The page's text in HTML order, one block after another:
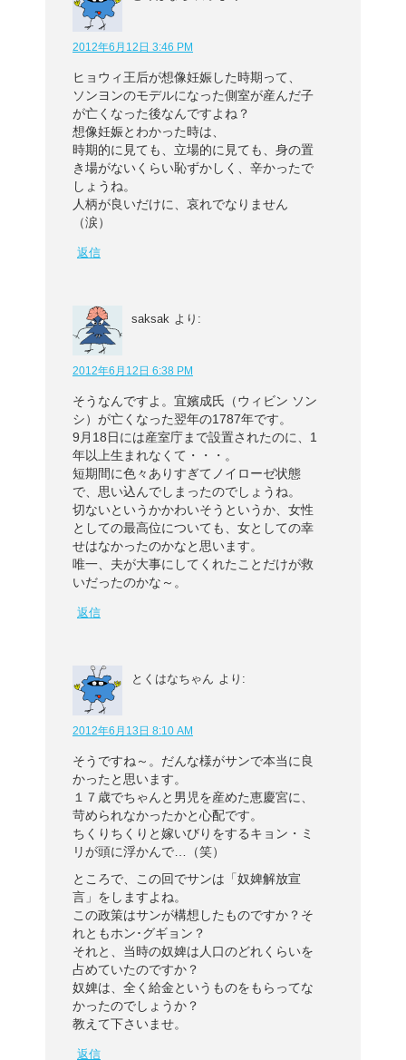
2012年6月12日 3:46 PM
ヒョウィ王后が想像妊娠した時期って、
ソンヨンのモデルになった側室が産んだ子
が亡くなった後なんですよね？
想像妊娠とわかった時は、
時期的に見ても、立場的に見ても、身の置
き場がないくらい恥ずかしく、辛かったで
しょうね。
人柄が良いだけに、哀れでなりません
（涙）
返信
saksak より:
2012年6月12日 6:38 PM
そうなんですよ。宜嬪成氏（ウィビン ソン
シ）が亡くなった翌年の1787年です。
9月18日には産室庁まで設置されたのに、1
年以上生まれなくて・・・。
短期間に色々ありすぎてノイローゼ状態
で、思い込んでしまったのでしょうね。
切ないというかかわいそうというか、女性
としての最高位についても、女としての幸
せはなかったのかなと思います。
唯一、夫が大事にしてくれたことだけが救
いだったのかな～。
返信
とくはなちゃん より:
2012年6月13日 8:10 AM
そうですね～。だんな様がサンで本当に良
かったと思います。
１７歳でちゃんと男児を産めた恵慶宮に、
苛められなかったかと心配です。
ちくりちくりと嫁いびりをするキョン・ミ
リが頭に浮かんで…（笑）
ところで、この回でサンは「奴婢解放宣
言」をしますよね。
この政策はサンが構想したものですか？そ
れともホン･グギョン？
それと、当時の奴婢は人口のどれくらいを
占めていたのですか？
奴婢は、全く給金というものをもらってな
かったのでしょうか？
教えて下さいませ。
返信